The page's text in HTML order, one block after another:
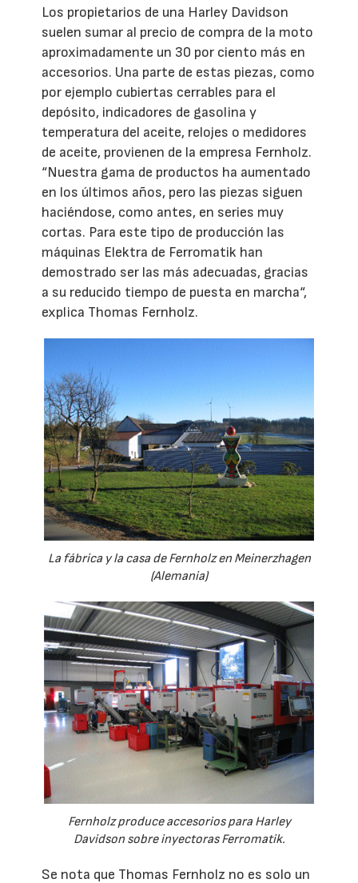
Los propietarios de una Harley Davidson
suelen sumar al precio de compra de la moto
aproximadamente un 30 por ciento más en
accesorios. Una parte de estas piezas, como
por ejemplo cubiertas cerrables para el
depósito, indicadores de gasolina y
temperatura del aceite, relojes o medidores
de aceite, provienen de la empresa Fernholz.
“Nuestra gama de productos ha aumentado
en los últimos años, pero las piezas siguen
haciéndose, como antes, en series muy
cortas. Para este tipo de producción las
máquinas Elektra de Ferromatik han
demostrado ser las más adecuadas, gracias
a su reducido tiempo de puesta en marcha“,
explica Thomas Fernholz.
La fábrica y la casa de Fernholz en Meinerzhagen
(Alemania)
Fernholz produce accesorios para Harley
Davidson sobre inyectoras Ferromatik.
Se nota que Thomas Fernholz no es solo un